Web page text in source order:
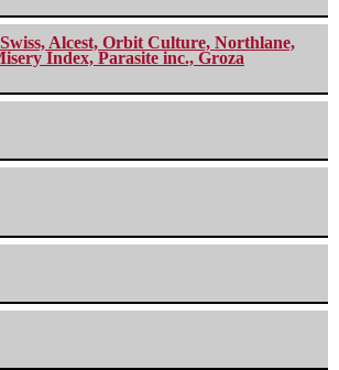
Alcest, Orbit Culture, Northlane,
Index, Parasite inc., Groza